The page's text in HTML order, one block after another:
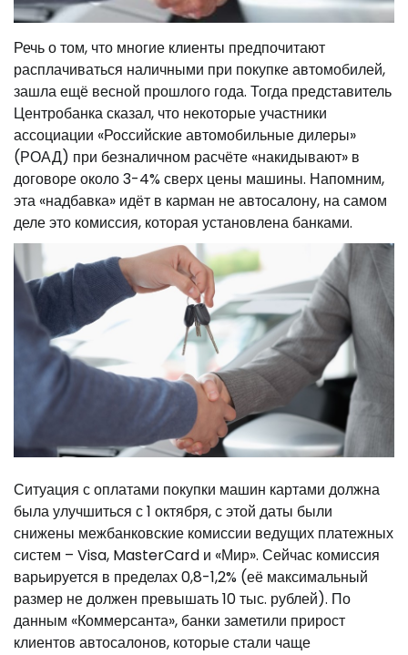
Речь о том, что многие клиенты предпочитают
расплачиваться наличными при покупке автомобилей,
зашла ещё весной прошлого года. Тогда представитель
Центробанка сказал, что некоторые участники
ассоциации «Российские автомобильные дилеры»
(РОАД) при безналичном расчёте «накидывают» в
договоре около 3-4% сверх цены машины. Напомним,
эта «надбавка» идёт в карман не автосалону, на самом
деле это комиссия, которая установлена банками.
Ситуация с оплатами покупки машин картами должна
была улучшиться с 1 октября, с этой даты были
снижены межбанковские комиссии ведущих платежных
систем – Visa, MasterCard и «Мир». Сейчас комиссия
варьируется в пределах 0,8-1,2% (её максимальный
размер не должен превышать 10 тыс. рублей). По
данным «Коммерсанта», банки заметили прирост
клиентов автосалонов, которые стали чаще